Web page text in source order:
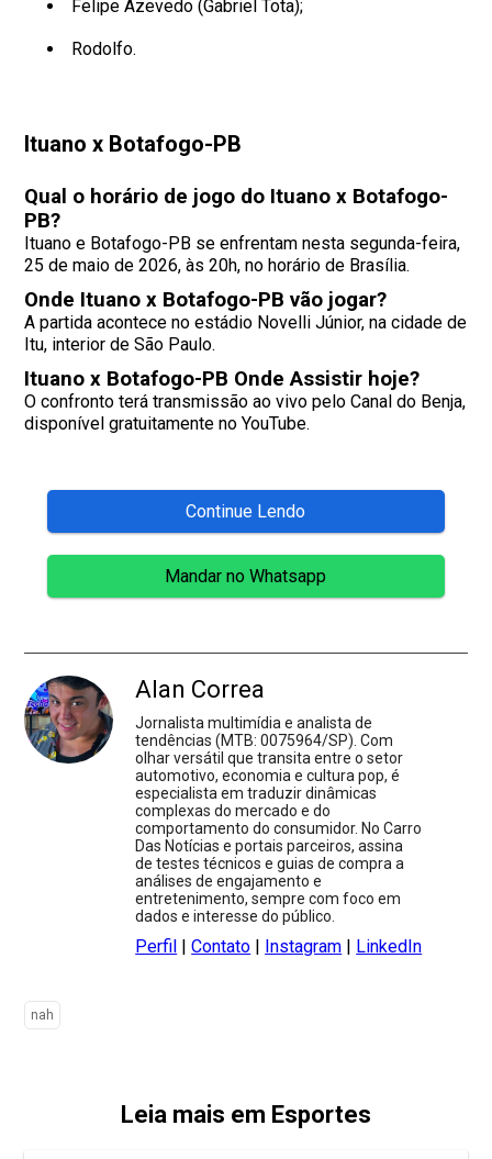
Felipe Azevedo (Gabriel Tota);
Rodolfo.
Ituano x Botafogo-PB
Qual o horário de jogo do Ituano x Botafogo-
PB?
Ituano e Botafogo-PB se enfrentam nesta segunda-feira,
25 de maio de 2026, às 20h, no horário de Brasília.
Onde Ituano x Botafogo-PB vão jogar?
A partida acontece no estádio Novelli Júnior, na cidade de
Itu, interior de São Paulo.
Ituano x Botafogo-PB Onde Assistir hoje?
O confronto terá transmissão ao vivo pelo Canal do Benja,
disponível gratuitamente no YouTube.
Continue Lendo
Mandar no Whatsapp
Alan Correa
Jornalista multimídia e analista de
tendências (MTB: 0075964/SP). Com
olhar versátil que transita entre o setor
automotivo, economia e cultura pop, é
especialista em traduzir dinâmicas
complexas do mercado e do
comportamento do consumidor. No Carro
Das Notícias e portais parceiros, assina
de testes técnicos e guias de compra a
análises de engajamento e
entretenimento, sempre com foco em
dados e interesse do público.
Perfil |Contato | Instagram | LinkedIn
nah
Leia mais em Esportes